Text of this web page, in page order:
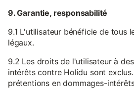
9. Garantie, responsabilité
9.1 L'utilisateur bénéficie de tous
légaux.
9.2 Les droits de l'utilisateur à
intérêts contre Holidu sont
prétentions en dommages-